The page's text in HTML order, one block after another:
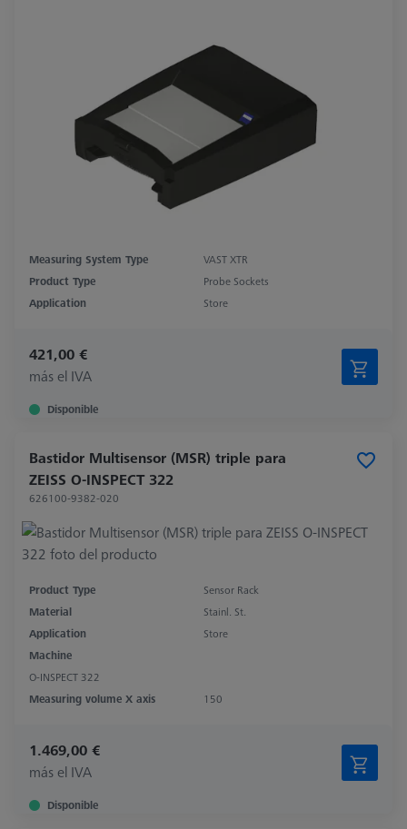
Measuring System Type
VAST XTR
Product Type
Probe Sockets
Application
Store
421,00 €
más el IVA
Disponible
Bastidor Multisensor (MSR) triple para
ZEISS O-INSPECT 322
626100-9382-020
Product Type
Sensor Rack
Material
Stainl. St.
Application
Store
Machine
O-INSPECT 322
Measuring volume X axis
150
1.469,00 €
más el IVA
Disponible